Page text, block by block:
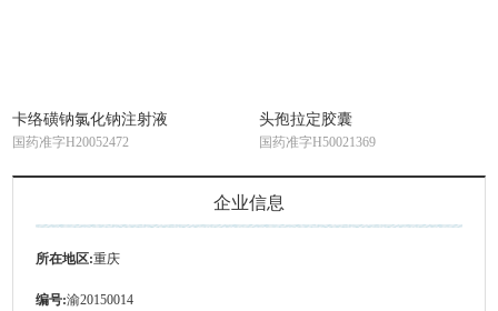
卡络磺钠氯化钠注射液
国药准字H20052472
头孢拉定胶囊
国药准字H50021369
企业信息
所在地区:重庆
编号:渝20150014